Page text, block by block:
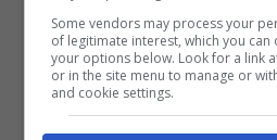
Some vendors may process your
of legitimate interest, which you
your options below. Look for a link
or in the site menu to manage or
and cookie settings.